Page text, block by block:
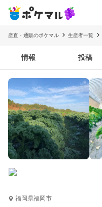
産直・通販のポケマル 生産者一覧
情報 投稿
福岡県福岡市